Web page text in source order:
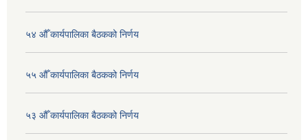
५४ औँ कार्यपालिका बैठकको निर्णय
५५ औँ कार्यपालिका बैठकको निर्णय
५३ औँ कार्यपालिका बैठकको निर्णय